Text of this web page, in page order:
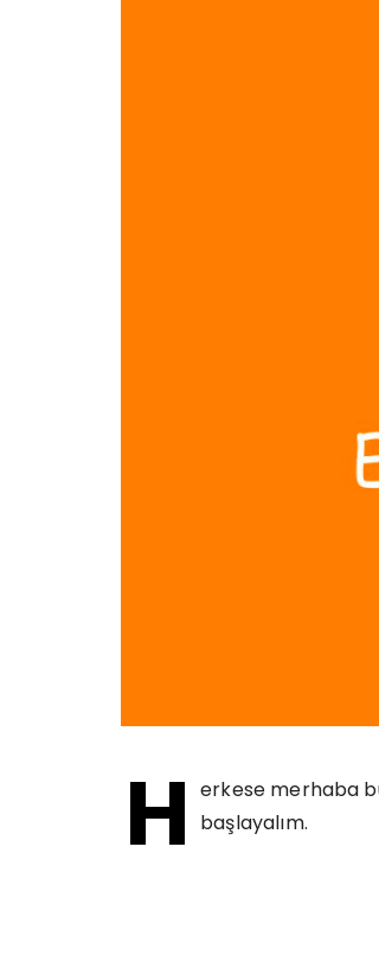
H erkese merhaba
başlayalım.